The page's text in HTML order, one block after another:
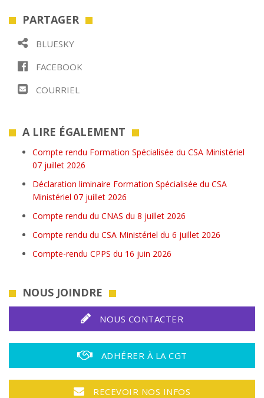
PARTAGER
BLUESKY
FACEBOOK
COURRIEL
A LIRE ÉGALEMENT
Compte rendu Formation Spécialisée du CSA Ministériel
07 juillet 2026
Déclaration liminaire Formation Spécialisée du CSA
Ministériel 07 juillet 2026
Compte rendu du CNAS du 8 juillet 2026
Compte rendu du CSA Ministériel du 6 juillet 2026
Compte-rendu CPPS du 16 juin 2026
NOUS JOINDRE
NOUS CONTACTER
ADHÉRER À LA CGT
RECEVOIR NOS INFOS